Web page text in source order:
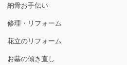
納骨お手伝い
修理・リフォーム
花立のリフォーム
お墓の傾き直し